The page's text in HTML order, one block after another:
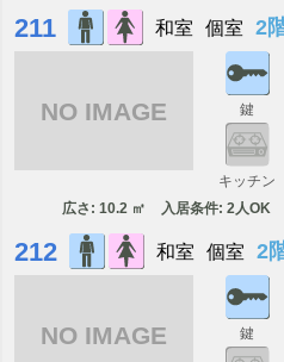
211 和室 個室 2
NO IMAGE 鍵
キッチン
広さ: 10.2 ㎡ 入居条件: 2人OK
212 和室 個室 2
NO IMAGE 鍵